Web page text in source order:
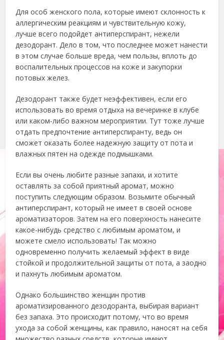
Для особ женского пола, которые имеют склонность к
аллергическим реакциям и чувствительную кожу,
лучше всего подойдет антиперспирант, нежели
дезодорант. Дело в том, что последнее может нанести
в этом случае больше вреда, чем пользы, вплоть до
воспалительных процессов на коже и закупорки
потовых желез.
Дезодорант также будет неэффективен, если его
использовать во время отдыха на вечеринке в клубе
или каком-либо важном мероприятии. Тут тоже лучше
отдать предпочтение антиперспиранту, ведь он
сможет оказать более надежную защиту от пота и
влажных пятен на одежде подмышками.
Если вы очень любите разные запахи, и хотите
оставлять за собой приятный аромат, можно
поступить следующим образом. Возьмите обычный
антиперспирант, который не имеет в своей основе
ароматизаторов. Затем на его поверхность нанесите
какое-нибудь средство с любимым ароматом, и
можете смело использовать! Так можно
одновременно получить желаемый эффект в виде
стойкой и продолжительной защиты от пота, а заодно
и пахнуть любимым ароматом.
Однако большинство женщин против
ароматизированного дезодоранта, выбирая вариант
без запаха. Это происходит потому, что во время
ухода за собой женщины, как правило, наносят на себя